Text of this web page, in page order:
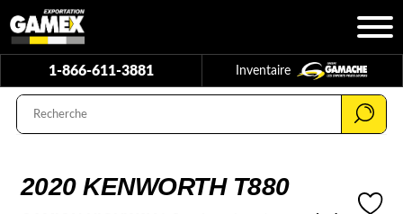
1-866-611-3881 Inventaire
2020 KENWORTH T880